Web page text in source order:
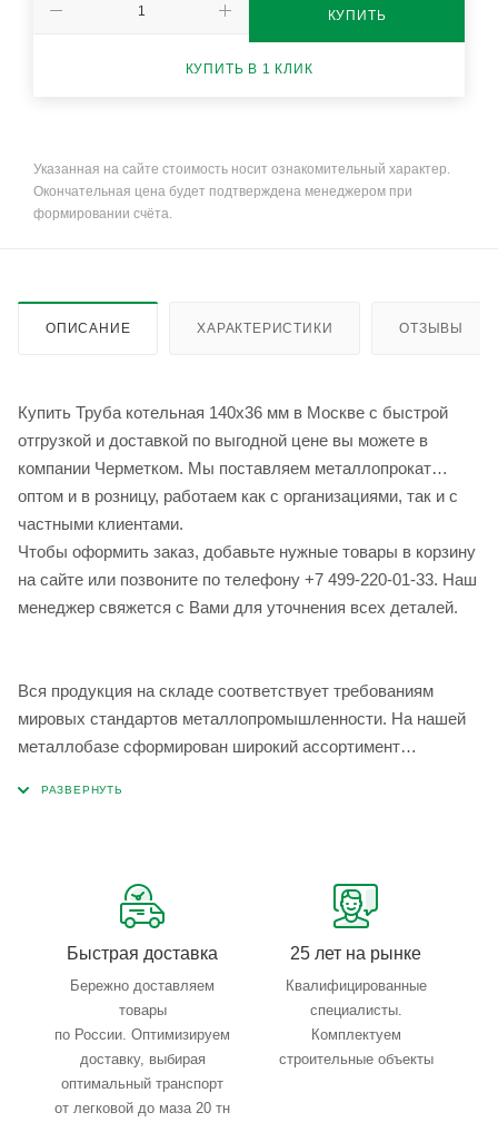
КУПИТЬ
КУПИТЬ В 1 КЛИК
Указанная на сайте стоимость носит ознакомительный характер.
Окончательная цена будет подтверждена менеджером при
формировании счёта.
ОПИСАНИЕ ХАРАКТЕРИСТИКИ ОТЗЫВЫ
Купить Труба котельная 140x36 мм в Москве с быстрой
отгрузкой и доставкой по выгодной цене вы можете в
компании Черметком. Мы поставляем металлопрокат
оптом и в розницу, работаем как с организациями, так и с
частными клиентами.
Чтобы оформить заказ, добавьте нужные товары в корзину
на сайте или позвоните по телефону +7 499-220-01-33. Наш
менеджер свяжется с Вами для уточнения всех деталей.
Вся продукция на складе соответствует требованиям
мировых стандартов металлопромышленности. На нашей
металлобазе сформирован широкий ассортимент
Быстрая доставка
Бережно доставляем
товары
по России. Оптимизируем
доставку, выбирая
оптимальный транспорт
от легковой до маза 20 тн
25 лет на рынке
Квалифицированные
специалисты.
Комплектуем
строительные объекты